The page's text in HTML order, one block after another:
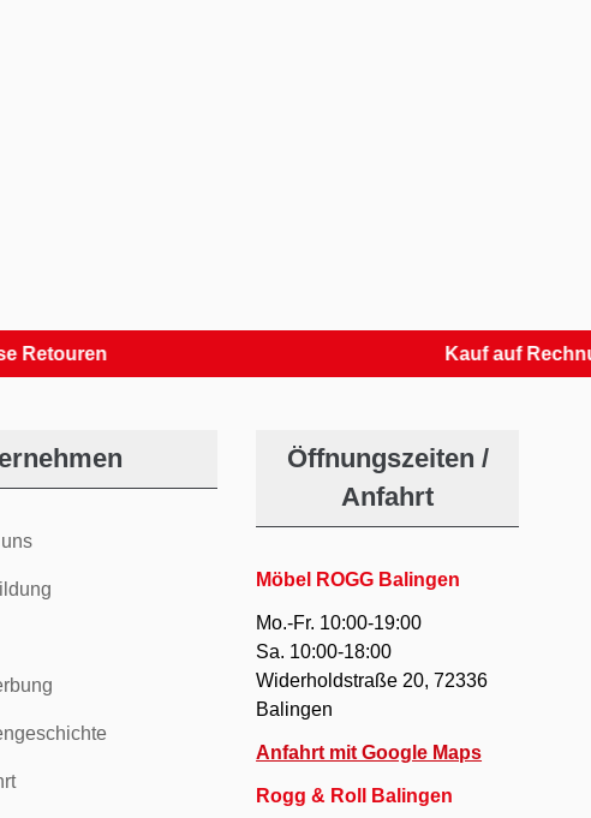
Kauf auf Rechnung
Öffnungszeiten /
Anfahrt
Möbel ROGG Balingen
Mo.-Fr. 10:00-19:00
Sa. 10:00-18:00
Widerholdstraße 20, 72336
Balingen
Anfahrt mit Google Maps
Rogg & Roll Balingen